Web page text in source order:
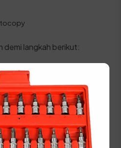
demi langkah berikut:
ke area Cek Fisik
gesek nomor rangka
perpanjangan 5 tahunan
di loket progresif.